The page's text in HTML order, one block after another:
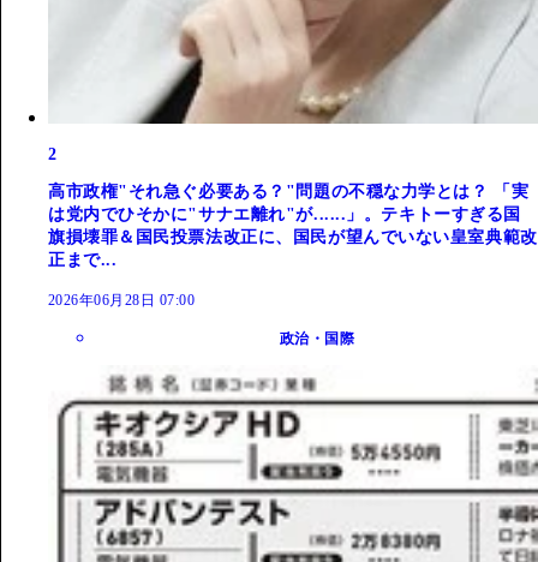
2
高市政権"それ急ぐ必要ある？"問題の不穏な力学とは？ 「実
は党内でひそかに"サナエ離れ"が......」。テキトーすぎる国
旗損壊罪＆国民投票法改正に、国民が望んでいない皇室典範改
正まで...
2026年06月28日 07:00
政治・国際